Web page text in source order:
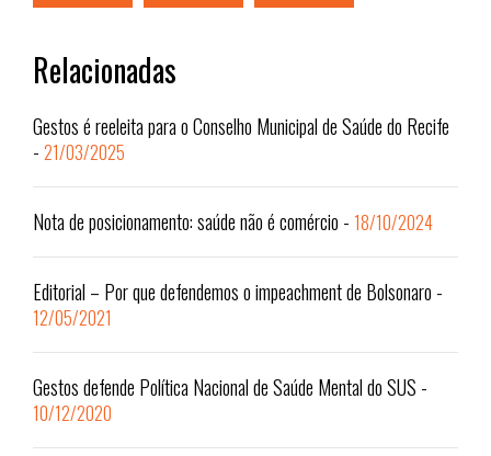
Relacionadas
Gestos é reeleita para o Conselho Municipal de Saúde do Recife
- 21/03/2025
Nota de posicionamento: saúde não é comércio - 18/10/2024
Editorial – Por que defendemos o impeachment de Bolsonaro -
12/05/2021
Gestos defende Política Nacional de Saúde Mental do SUS -
10/12/2020